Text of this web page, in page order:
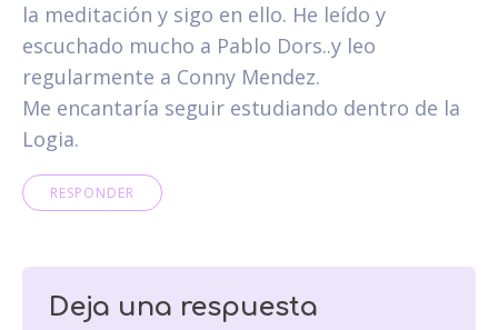
la meditación y sigo en ello. He leído y
escuchado mucho a Pablo Dors..y leo
regularmente a Conny Mendez.
Me encantaría seguir estudiando dentro de la
Logia.
RESPONDER
Deja una respuesta